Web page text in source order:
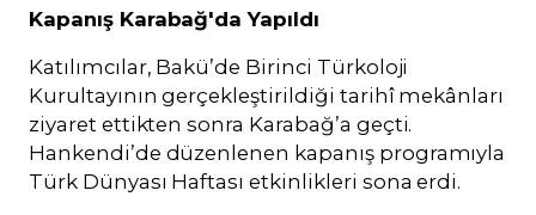
Kapanış Karabağ'da Yapıldı
Katılımcılar, Bakü’de Birinci Türkoloji
Kurultayının gerçekleştirildiği tarihî mekânları
ziyaret ettikten sonra Karabağ’a geçti.
Hankendi’de düzenlenen kapanış programıyla
Türk Dünyası Haftası etkinlikleri sona erdi.